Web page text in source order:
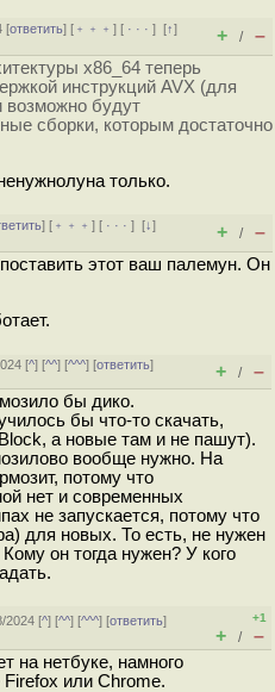
[ответить] [ ﹢﹢﹢] [ · · ·][↑]
+ / –
x86_64 теперь
инструкций AVX (для
возможно будут
сборки, которым достаточно
только.
] [ ﹢﹢﹢] [ · · ·][↓]
+ / –
этот ваш палемун. Он
[^] [^^] [^^^] [ответить]
+ / –
бы дико.
бы что-то скачать,
а новые там и не пашут).
вообще нужно. На
потому что
нет и современных
не запускается, потому что
для новых. То есть, не нужен
он тогда нужен? У кого
2024 [^] [^^] [^^^] [ответить]
+1
+ / –
на нетбуке, намного
или Chrome.